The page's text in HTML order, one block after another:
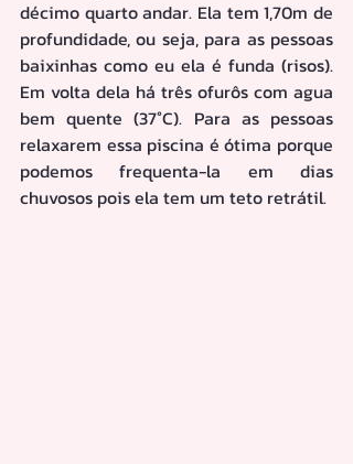
décimo quarto andar. Ela tem 1,70m de
profundidade, ou seja, para as pessoas
baixinhas como eu ela é funda (risos).
Em volta dela há três ofurôs com agua
bem quente (37°C). Para as pessoas
relaxarem essa piscina é ótima porque
podemos frequenta-la em dias
chuvosos pois ela tem um teto retrátil.